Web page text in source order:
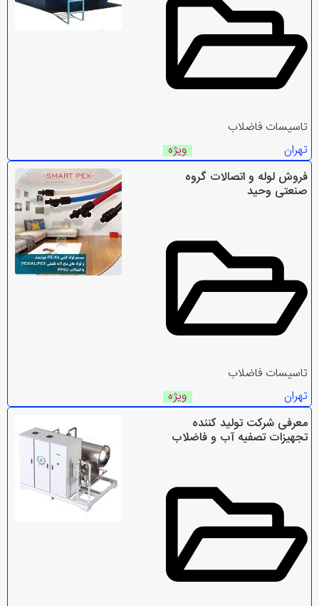
تاسیسات فاضلاب
تهران
ویژه
فروش لوله و اتصالات گروه
صنعتی وحید
تاسیسات فاضلاب
تهران
ویژه
معرفی شرکت تولید کننده
تجهیزات تصفیه آب و فاضلاب